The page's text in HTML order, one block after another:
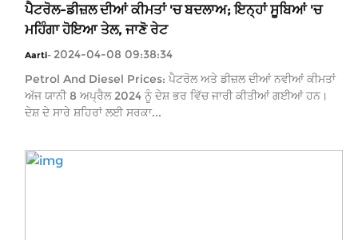
ਪੈਟਰੋਲ-ਡੀਜ਼ਲ ਦੀਆਂ ਕੀਮਤਾਂ 'ਚ ਬਦਲਾਅ; ਇਨ੍ਹਾਂ ਸੂਬਿਆਂ 'ਚ
ਮਹਿੰਗਾ ਹੋਇਆ ਤੇਲ, ਜਾਣੋ ਰੇਟ
Aarti- 2024-04-08 09:38:34
Petrol And Diesel Prices: ਪੈਟਰੋਲ ਅਤੇ ਡੀਜ਼ਲ ਦੀਆਂ ਨਵੀਆਂ ਕੀਮਤਾਂ
ਅੱਜ ਯਾਨੀ 8 ਅਪ੍ਰੈਲ 2024 ਨੂੰ ਦੇਸ਼ ਭਰ ਵਿੱਚ ਜਾਰੀ ਕੀਤੀਆਂ ਗਈਆਂ ਹਨ।
ਦੇਸ਼ ਦੇ ਸਾਰੇ ਸ਼ਹਿਰਾਂ ਲਈ ਸਰਕਾ...